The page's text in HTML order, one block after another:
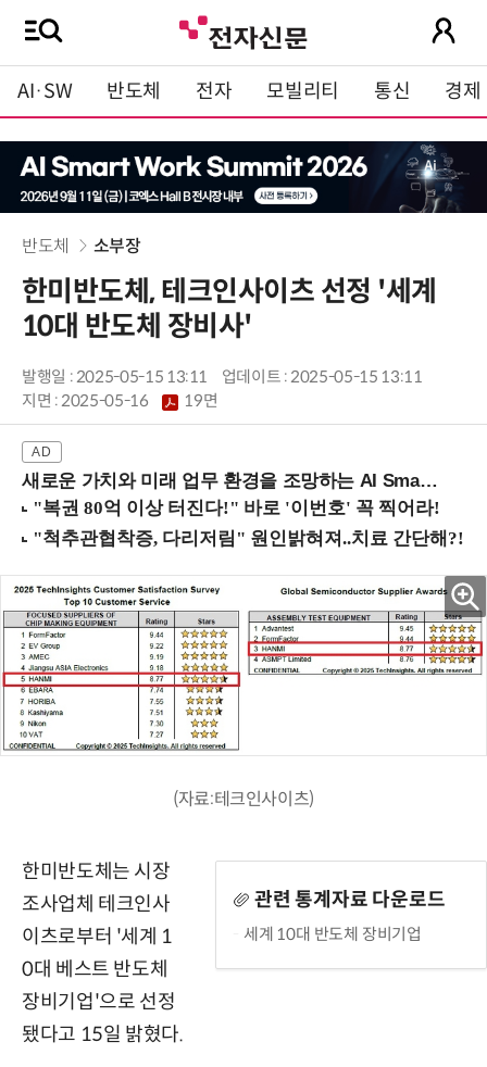
AI·SW 반도체 전자 모빌리티 통신 경제
반도체 소부장
한미반도체, 테크인사이츠 선정 '세계
10대 반도체 장비사'
발행일 : 2025-05-15 13:11
업데이트 : 2025-05-15 13:11
지면 :2025-05-16 19면
새로운 가치와 미래 업무 환경을 조망하는 AI Smart Work Summit 2026 (9/11 코엑스)
(자료:테크인사이츠)
관련 통계자료 다운로드
세계 10대 반도체 장비기업
한미반도체는 시장
조사업체 테크인사
이츠로부터 '세계 1
0대 베스트 반도체
장비기업'으로 선정
됐다고 15일 밝혔다.